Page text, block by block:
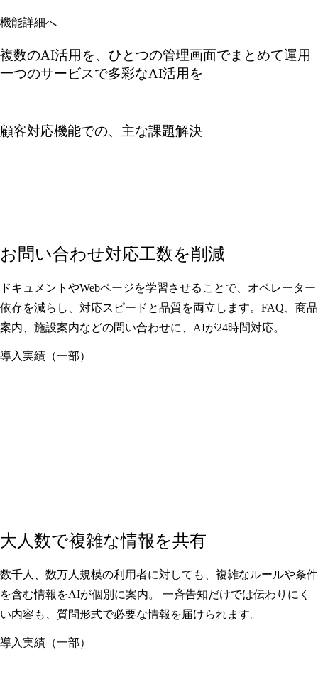
機能詳細へ
複数のAI活用を、ひとつの管理画面でまとめて運用
一つのサービスで多彩なAI活用を
顧客対応機能での、主な課題解決
お問い合わせ対応工数を削減
ドキュメントやWebページを学習させることで、オペレーター
依存を減らし、対応スピードと品質を両立します。FAQ、商品
案内、施設案内などの問い合わせに、AIが24時間対応。
導入実績（一部）
大人数で複雑な情報を共有
数千人、数万人規模の利用者に対しても、複雑なルールや条件
を含む情報をAIが個別に案内。 一斉告知だけでは伝わりにく
い内容も、質問形式で必要な情報を届けられます。
導入実績（一部）